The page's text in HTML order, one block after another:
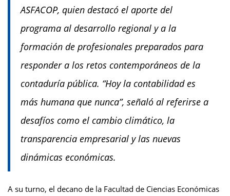
ASFACOP, quien destacó el aporte del
programa al desarrollo regional y a la
formación de profesionales preparados para
responder a los retos contemporáneos de la
contaduría pública. “Hoy la contabilidad es
más humana que nunca”, señaló al referirse a
desafíos como el cambio climático, la
transparencia empresarial y las nuevas
dinámicas económicas.
A su turno, el decano de la Facultad de Ciencias Económicas